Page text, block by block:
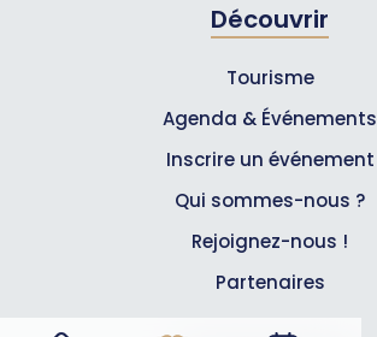
Découvrir
Tourisme
Agenda & Événements
Inscrire un événement
Qui sommes-nous ?
Rejoignez-nous !
Partenaires